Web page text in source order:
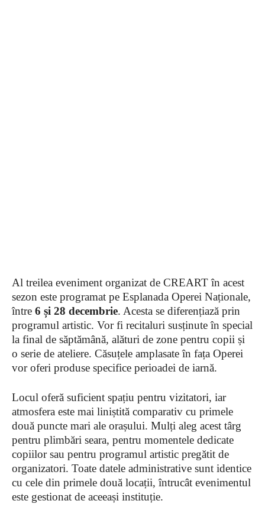
Al treilea eveniment organizat de CREART în acest
sezon este programat pe Esplanada Operei Naționale,
între 6 și 28 decembrie. Acesta se diferențiază prin
programul artistic. Vor fi recitaluri susținute în special
la final de săptămână, alături de zone pentru copii și
o serie de ateliere. Căsuțele amplasate în fața Operei
vor oferi produse specifice perioadei de iarnă.
Locul oferă suficient spațiu pentru vizitatori, iar
atmosfera este mai liniștită comparativ cu primele
două puncte mari ale orașului. Mulți aleg acest târg
pentru plimbări seara, pentru momentele dedicate
copiilor sau pentru programul artistic pregătit de
organizatori. Toate datele administrative sunt identice
cu cele din primele două locații, întrucât evenimentul
este gestionat de aceeași instituție.